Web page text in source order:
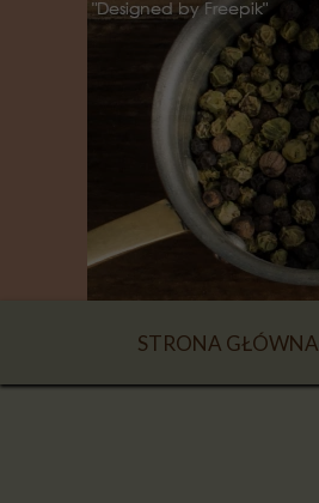
STRONA GŁÓWNA